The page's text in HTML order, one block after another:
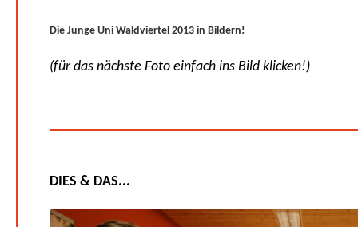
Die Junge Uni Waldviertel 2013 in Bildern!
(für das nächste Foto einfach ins Bild klicken!)
DIES & DAS...